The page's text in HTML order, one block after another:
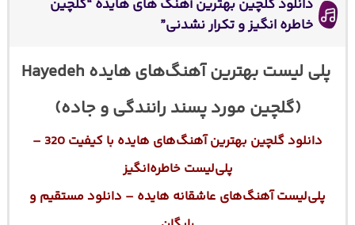
دانلود گلچین بهترین آهنگ های هایده “گلچین
خاطره انگیز و تکرار نشدنی”
پلی لیست بهترین آهنگ‌های هایده Hayedeh
(گلچین مورد پسند رانندگی و جاده)
دانلود گلچین بهترین آهنگ‌های هایده با کیفیت 320 –
پلی‌لیست خاطره‌انگیز
پلی‌لیست آهنگ‌های عاشقانه هایده – دانلود مستقیم و